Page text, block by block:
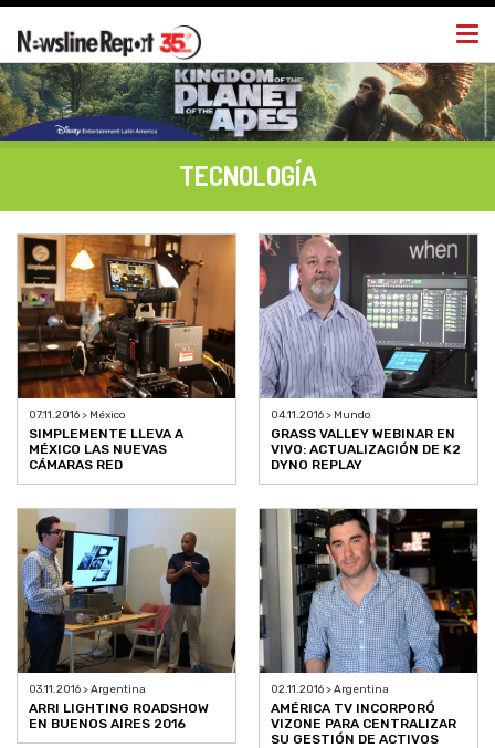
TECNOLOGÍA
07.11.2016 > México
SIMPLEMENTE LLEVA A
MÉXICO LAS NUEVAS
CÁMARAS RED
04.11.2016 > Mundo
GRASS VALLEY WEBINAR EN
VIVO: ACTUALIZACIÓN DE K2
DYNO REPLAY
03.11.2016 > Argentina
ARRI LIGHTING ROADSHOW
EN BUENOS AIRES 2016
02.11.2016 > Argentina
AMÉRICA TV INCORPORÓ
VIZONE PARA CENTRALIZAR
SU GESTIÓN DE ACTIVOS